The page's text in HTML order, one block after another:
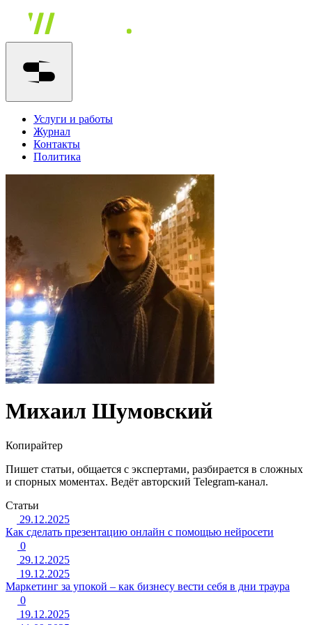
Услуги и работы
Журнал
Контакты
Политика
Михаил Шумовский
Копирайтер
Пишет статьи, общается с экспертами, разбирается в сложных
и спорных моментах. Ведёт авторский Telegram-канал.
Статьи
29.12.2025
Как сделать презентацию онлайн с помощью нейросети
0
29.12.2025
19.12.2025
Маркетинг за упокой – как бизнесу вести себя в дни траура
0
19.12.2025